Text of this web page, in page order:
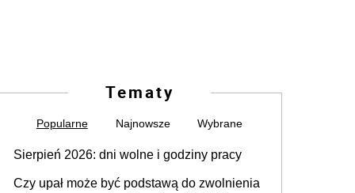
Tematy
Popularne Najnowsze Wybrane
Sierpień 2026: dni wolne i godziny pracy
Czy upał może być podstawą do zwolnienia